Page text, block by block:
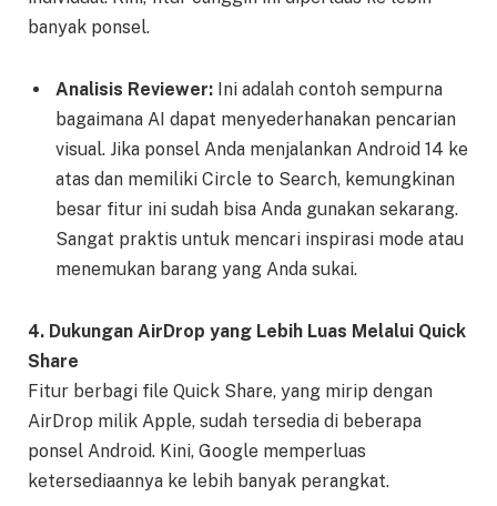
banyak ponsel.
Analisis Reviewer: Ini adalah contoh sempurna
bagaimana AI dapat menyederhanakan pencarian
visual. Jika ponsel Anda menjalankan Android 14 ke
atas dan memiliki Circle to Search, kemungkinan
besar fitur ini sudah bisa Anda gunakan sekarang.
Sangat praktis untuk mencari inspirasi mode atau
menemukan barang yang Anda sukai.
4. Dukungan AirDrop yang Lebih Luas Melalui Quick
Share
Fitur berbagi file Quick Share, yang mirip dengan
AirDrop milik Apple, sudah tersedia di beberapa
ponsel Android. Kini, Google memperluas
ketersediaannya ke lebih banyak perangkat.